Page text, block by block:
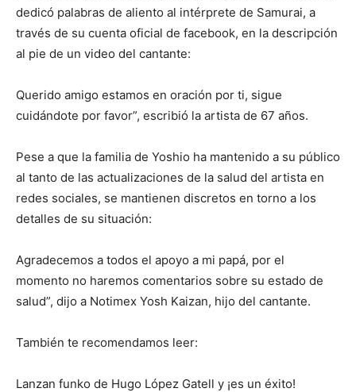
dedicó palabras de aliento al intérprete de Samurai, a
través de su cuenta oficial de facebook, en la descripción
al pie de un video del cantante:
Querido amigo estamos en oración por ti, sigue
cuidándote por favor”, escribió la artista de 67 años.
Pese a que la familia de Yoshio ha mantenido a su público
al tanto de las actualizaciones de la salud del artista en
redes sociales, se mantienen discretos en torno a los
detalles de su situación:
Agradecemos a todos el apoyo a mi papá, por el
momento no haremos comentarios sobre su estado de
salud”, dijo a Notimex Yosh Kaizan, hijo del cantante.
También te recomendamos leer:
Lanzan funko de Hugo López Gatell y ¡es un éxito!